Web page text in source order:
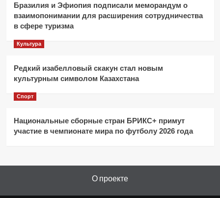
Бразилия и Эфиопия подписали меморандум о
взаимопонимании для расширения сотрудничества
в сфере туризма
Культура
Редкий изабелловый скакун стал новым
культурным символом Казахстана
Спорт
Национальные сборные стран БРИКС+ примут
участие в чемпионате мира по футболу 2026 года
О проекте